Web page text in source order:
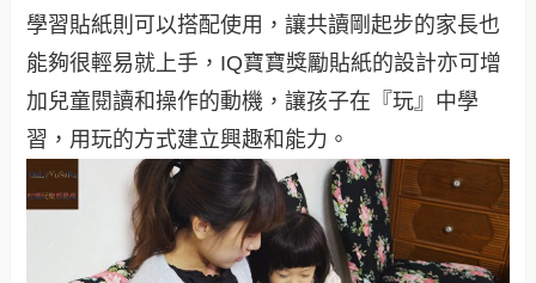
學習貼紙則可以搭配使用，讓共讀剛起步的家長也
能夠很輕易就上手，IQ寶寶獎勵貼紙的設計亦可增
加兒童閱讀和操作的動機，讓孩子在『玩』中學
習，用玩的方式建立興趣和能力。